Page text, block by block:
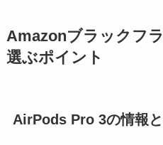
Amazonブラックフ
選ぶポイント
AirPods Pro 3の情報